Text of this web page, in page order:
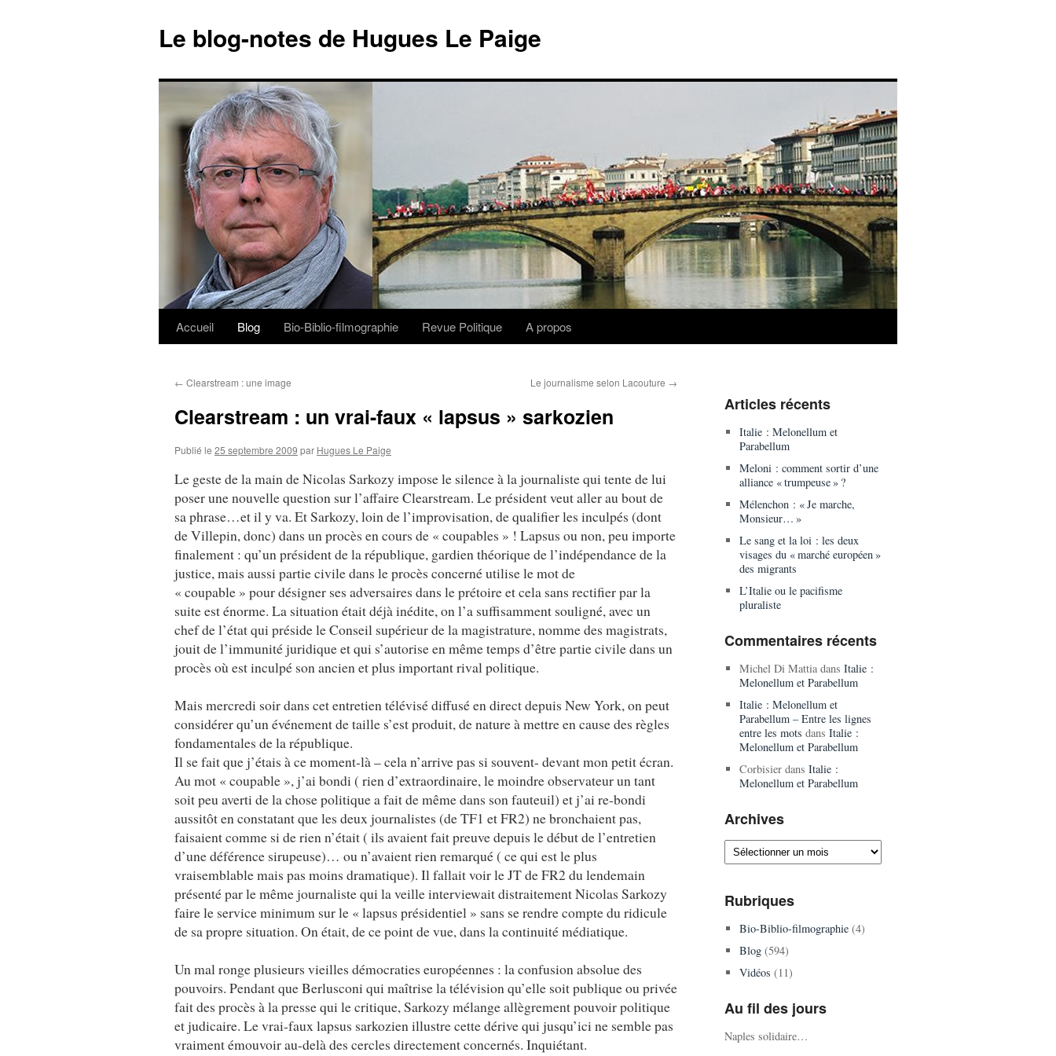
Le blog-notes de Hugues Le Paige
Aller
contenu
Accueil Blog Bio-Biblio-filmographie Revue Politique A propos
← Clearstream : une image Le journalisme selon Lacouture →
Clearstream : un vrai-faux « lapsus » sarkozien
Publié le 25 septembre 2009 par Hugues Le Paige
Le geste de la main de Nicolas Sarkozy impose le silence à la journaliste qui tente de lui
poser une nouvelle question sur l’affaire Clearstream. Le président veut aller au bout de
sa phrase…et il y va. Et Sarkozy, loin de l’improvisation, de qualifier les inculpés (dont
de Villepin, donc) dans un procès en cours de « coupables » ! Lapsus ou non, peu importe
finalement : qu’un président de la république, gardien théorique de l’indépendance de la
justice, mais aussi partie civile dans le procès concerné utilise le mot de
« coupable » pour désigner ses adversaires dans le prétoire et cela sans rectifier par la
suite est énorme. La situation était déjà inédite, on l’a suffisamment souligné, avec un
chef de l’état qui préside le Conseil supérieur de la magistrature, nomme des magistrats,
jouit de l’immunité juridique et qui s’autorise en même temps d’être partie civile dans un
procès où est inculpé son ancien et plus important rival politique.
Mais mercredi soir dans cet entretien télévisé diffusé en direct depuis New York, on peut
considérer qu’un événement de taille s’est produit, de nature à mettre en cause des règles
fondamentales de la république.
Il se fait que j’étais à ce moment-là – cela n’arrive pas si souvent- devant mon petit écran.
Au mot « coupable », j’ai bondi ( rien d’extraordinaire, le moindre observateur un tant
soit peu averti de la chose politique a fait de même dans son fauteuil) et j’ai re-bondi
aussitôt en constatant que les deux journalistes (de TF1 et FR2) ne bronchaient pas,
faisaient comme si de rien n’était ( ils avaient fait preuve depuis le début de l’entretien
d’une déférence sirupeuse)… ou n’avaient rien remarqué ( ce qui est le plus
vraisemblable mais pas moins dramatique). Il fallait voir le JT de FR2 du lendemain
présenté par le même journaliste qui la veille interviewait distraitement Nicolas Sarkozy
faire le service minimum sur le « lapsus présidentiel » sans se rendre compte du ridicule
de sa propre situation. On était, de ce point de vue, dans la continuité médiatique.
Un mal ronge plusieurs vieilles démocraties européennes : la confusion absolue des
pouvoirs. Pendant que Berlusconi qui maîtrise la télévision qu’elle soit publique ou privée
fait des procès à la presse qui le critique, Sarkozy mélange allègrement pouvoir politique
et judicaire. Le vrai-faux lapsus sarkozien illustre cette dérive qui jusqu’ici ne semble pas
vraiment émouvoir au-delà des cercles directement concernés. Inquiétant.
Articles récents
Italie : Melonellum et
Parabellum
Meloni : comment sortir d’une
alliance « trumpeuse » ?
Mélenchon : « Je marche,
Monsieur… »
Le sang et la loi : les deux
visages du « marché européen »
des migrants
L’Italie ou le pacifisme
pluraliste
Commentaires récents
Michel Di Mattiadans Italie :
Melonellum et Parabellum
Italie : Melonellum et
Parabellum – Entre les lignes
entre les mots dans Italie :
Melonellum et Parabellum
Corbisierdans Italie :
Melonellum et Parabellum
Archives
Archives
Rubriques
Bio-Biblio-filmographie(4)
Blog(594)
Vidéos (11)
Au fil des jours
Naples solidaire…